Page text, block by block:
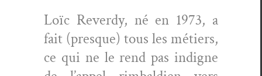
Loïc Reverdy, né en 1973, a
fait (presque) tous les métiers,
ce qui ne le rend pas indigne